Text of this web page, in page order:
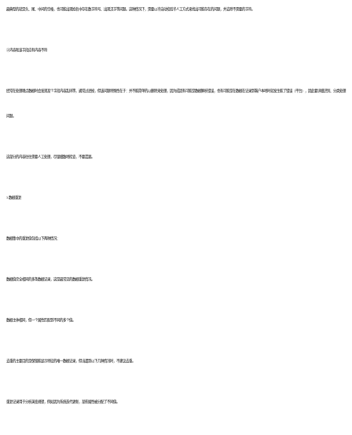
最典型的就是头、尾、中间的空格，也可能出现姓名中存在数字符号、出现汉字等问题。这种情况下，需要以半自动校验半人工方式来找出可能存在的问题，并去除不需要的字符。
②内容和该字段应有内容不符
经常在处理埋点数据时会发现某个字段内容乱码等，通常过滤掉，但该问题特殊性在于：并不能简单的以删除来处理，因为成因有可能是数据解析错误，也有可能是在数据在记录到客户本地时就发生能了错误（平台），因此要详细识别、分类处理
问题。
这部分的内容往往需要人工处理，尽量细致地检查，不要遗漏。
3.数据重复
数据集中的重复值包括以下两种情况：
数据值完全相同的多条数据记录，这是最常见的数据重复情况。
数据主体相同，但一个属性匹配到不同的多个值。
去重的主要目的是保留能显示特征的唯一数据记录，但当遇到以下几种情况时，不建议去重。
重复记录用于分析演变规律，例如因为系统迭代更新，某些属性被分配了不同值。